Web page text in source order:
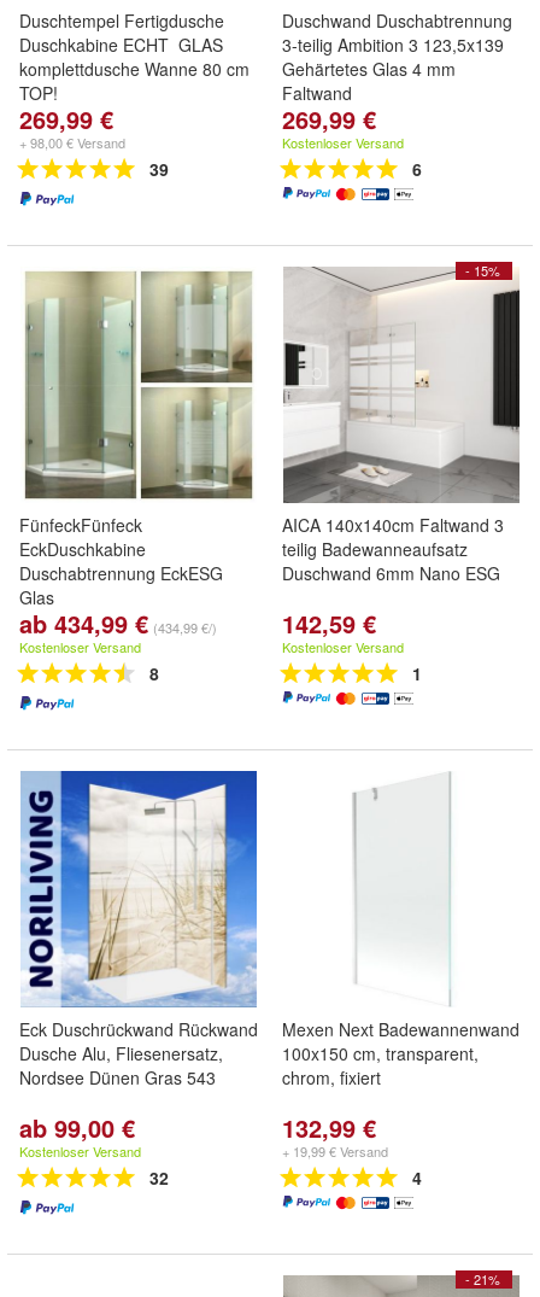
Duschtempel Fertigdusche
Duschkabine ECHT GLAS
komplettdusche Wanne 80 cm
TOP!
269,99 €
+ 98,00 € Versand
39
Duschwand Duschabtrennung
3-teilig Ambition 3 123,5x139
Gehärtetes Glas 4 mm
Faltwand
269,99 €
Kostenloser Versand
6
FünfeckFünfeck
EckDuschkabine
Duschabtrennung EckESG
Glas
ab 434,99 € (434,99 €/)
Kostenloser Versand
8
- 15%
AICA 140x140cm Faltwand 3
teilig Badewanneaufsatz
Duschwand 6mm Nano ESG
142,59 €
Kostenloser Versand
1
Eck Duschrückwand Rückwand
Dusche Alu, Fliesenersatz,
Nordsee Dünen Gras 543
ab 99,00 €
Kostenloser Versand
32
Mexen Next Badewannenwand
100x150 cm, transparent,
chrom, fixiert
132,99 €
+ 19,99 € Versand
4
- 21%